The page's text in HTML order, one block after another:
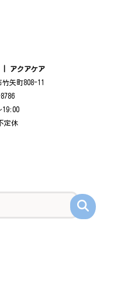
| アクアケア
矢町808-11
定休